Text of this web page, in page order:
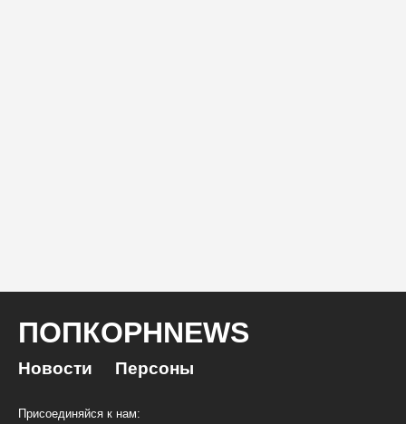
ПОПКОРНNEWS
Новости Персоны
Присоединяйся к нам: